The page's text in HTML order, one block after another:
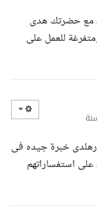
مع حضرتك هدى
للعمل على
خبرة جيده فى
استفساراتهم